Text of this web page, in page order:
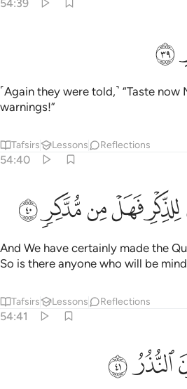
54:39
ﲘ
˹Again they were told,˺ “Taste now
warnings!”
Tafsirs Lessons Reflections
54:40
مدكر ٤٠
مِن مُّدَّكِرٍۢ ٤٠
ﲜﲝﲞﲟﲠ
And We have certainly made the
So is there anyone who will be
Tafsirs Lessons Reflections
54:41
٤١
ﲥﲦ